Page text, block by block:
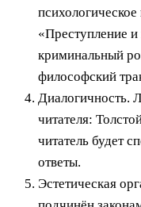
«Преступление
криминальный
философский
Диалогичность.
читателя:
читатель будет
ответы.
Эстетическая